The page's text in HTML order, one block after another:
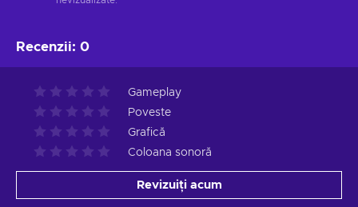
Recenzii: 0
Gameplay
Poveste
Grafică
Coloana sonoră
Revizuiți acum